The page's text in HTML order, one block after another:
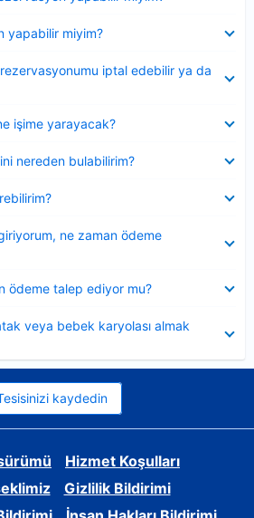
yapabilir miyim?
iptal edebilir ya da
işime yarayacak?
nereden bulabilirim?
ne zaman ödeme
ödeme talep ediyor mu?
veya bebek karyolası almak
kaydedin
Hizmet Koşulları
Gizlilik Bildirimi